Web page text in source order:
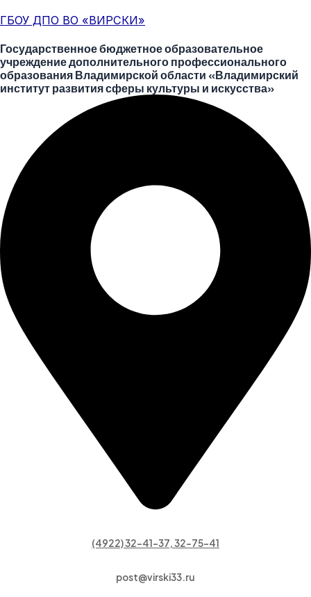
к
содержимому
ГБОУ ДПО ВО «ВИРСКИ»
Государственное бюджетное образовательное
учреждение дополнительного профессионального
образования Владимирской области «Владимирский
институт развития сферы культуры и искусства»
(4922) 32-41-37, 32-75-41
post@virski33.ru
navigation